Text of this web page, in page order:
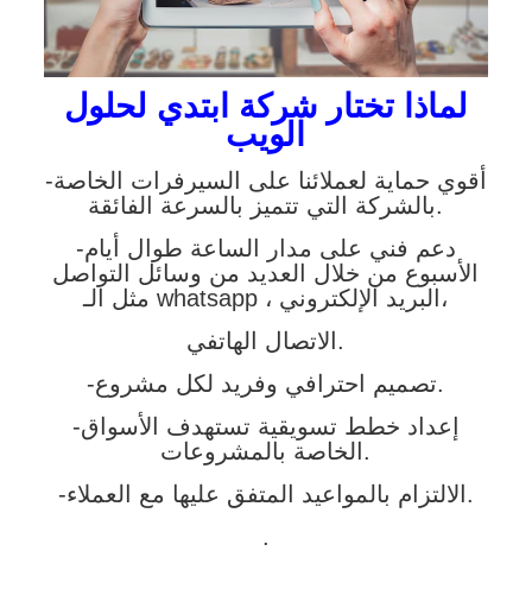
لماذا تختار شركة ابتدي لحلول
الويب
-أقوي حماية لعملائنا على السيرفرات الخاصة
بالشركة التي تتميز بالسرعة الفائقة.
-دعم فني على مدار الساعة طوال أيام
الأسبوع من خلال العديد من وسائل التواصل
مثل الـ whatsapp ، البريد الإلكتروني،
الاتصال الهاتفي.
-تصميم احترافي وفريد لكل مشروع.
-إعداد خطط تسويقية تستهدف الأسواق
الخاصة بالمشروعات.
-الالتزام بالمواعيد المتفق عليها مع العملاء.
.